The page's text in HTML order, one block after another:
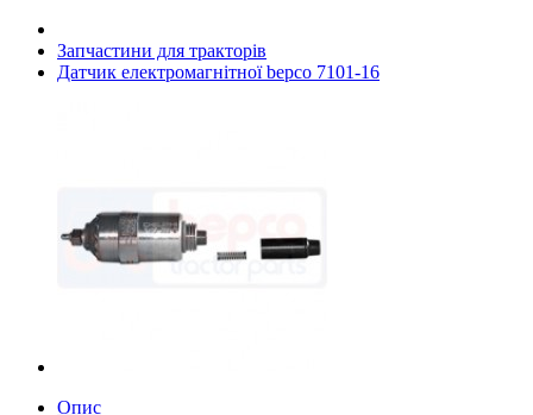
Запчастини для тракторів
Датчик електромагнітної bepco 7101-16
Опис